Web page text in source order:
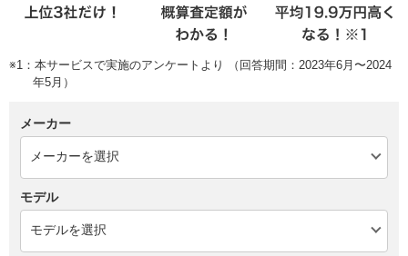
※1：本サービスで実施のアンケートより （回答期間：2023年6月〜2024
年5月）
メーカー
モデル